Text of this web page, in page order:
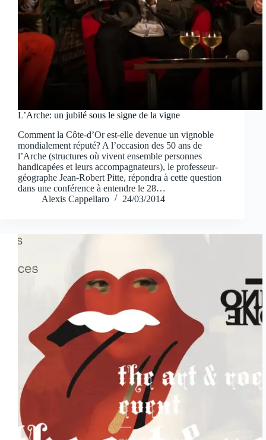
L’Arche: un jubilé sous le signe de la vigne
Comment la Côte-d’Or est-elle devenue un vignoble
mondialement réputé? A l’occasion des 50 ans de
l’Arche (structures où vivent ensemble personnes
handicapées et leurs accompagnateurs), le professeur-
géographe Jean-Robert Pitte, répondra à cette question
dans une conférence à entendre le 28…
Alexis Cappellaro
24/03/2014